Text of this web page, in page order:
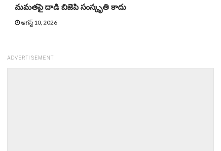
మమతపై దాడి బిజెపి సంస్కృతి కాదు
ఆగస్ట్ 10, 2026
ADVERTISEMENT